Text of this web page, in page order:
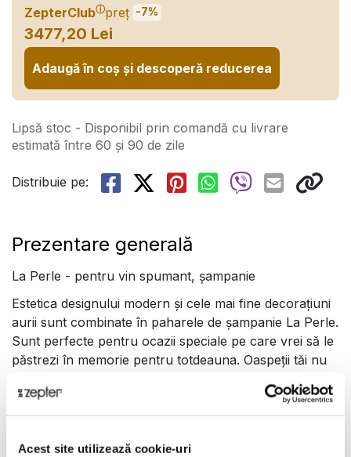
Acest site utilizează cookie-uri
ZepterClubⓘpreț -7%
3477,20 Lei
Adaugă în coș și descoperă reducerea
Lipsă stoc - Disponibil prin comandă cu livrare
estimată între 60 și 90 de zile
Distribuie pe:
Prezentare generală
La Perle - pentru vin spumant, șampanie
Estetica designului modern și cele mai fine decorațiuni
aurii sunt combinate în paharele de șampanie La Perle.
Sunt perfecte pentru ocazii speciale pe care vrei să le
păstrezi în memorie pentru totdeauna. Oaspeții tăi nu
gustul și stilul tău rafinat care vor lăsa o impresie de
durată.
Doar în paharele de șampanie Zepter băutura ta